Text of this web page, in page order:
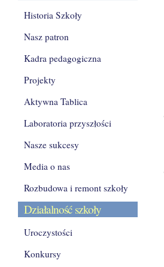
Historia Szkoły
Nasz patron
Kadra pedagogiczna
Projekty
Aktywna Tablica
Laboratoria przyszłości
Nasze sukcesy
Media o nas
Rozbudowa i remont szkoły
Działalność szkoły
Uroczystości
Konkursy